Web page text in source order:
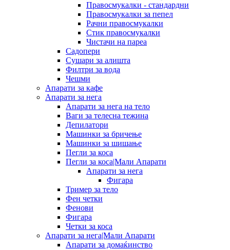
Правосмукалки - стандардни
Правосмукалки за пепел
Рачни правосмукалки
Стик правосмукалки
Чистачи на пареа
Садопери
Сушари за алишта
Филтри за вода
Чешми
Апарати за кафе
Апарати за нега
Апарати за нега на тело
Ваги за телесна тежина
Депилатори
Машинки за бричење
Машинки за шишање
Пегли за коса
Пегли за коса|Мали Апарати
Апарати за нега
Фигара
Тример за тело
Фен четки
Фенови
Фигара
Четки за коса
Апарати за нега|Мали Апарати
Апарати за домаќинство